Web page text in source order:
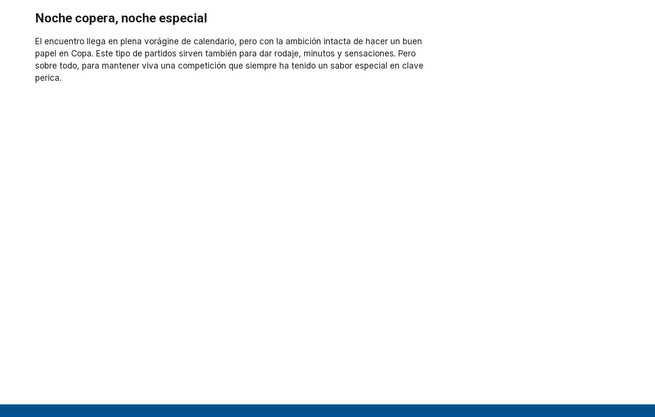
Noche copera, noche especial
El encuentro llega en plena vorágine de calendario, pero con la ambición intacta de hacer un buen
papel en Copa. Este tipo de partidos sirven también para dar rodaje, minutos y sensaciones. Pero
sobre todo, para mantener viva una competición que siempre ha tenido un sabor especial en clave
perica.